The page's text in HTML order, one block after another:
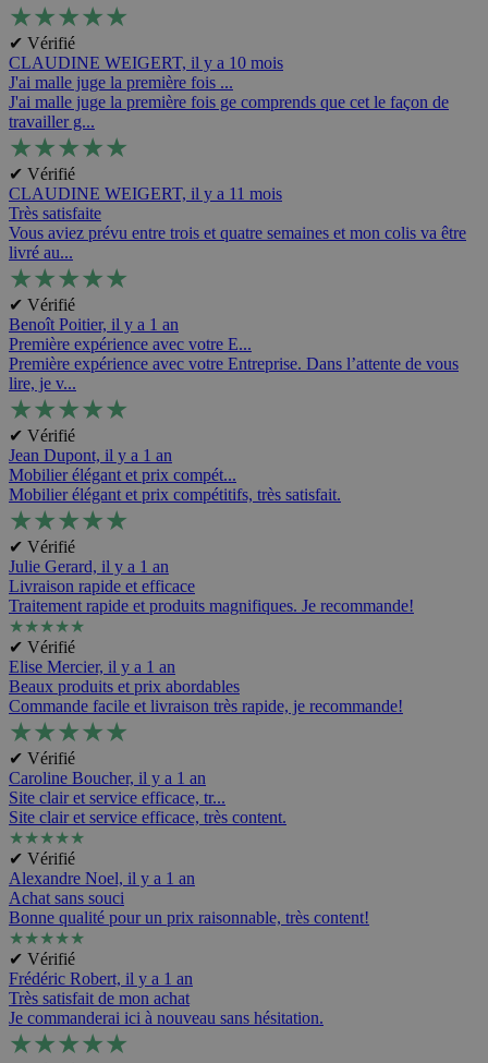
★★★★★
✔ Vérifié
CLAUDINE WEIGERT, il y a 10 mois
J'ai malle juge la première fois ...
J'ai malle juge la première fois ge comprends que cet le façon de
travailler g...
★★★★★
✔ Vérifié
CLAUDINE WEIGERT, il y a 11 mois
Très satisfaite
Vous aviez prévu entre trois et quatre semaines et mon colis va être
livré au...
★★★★★
✔ Vérifié
Benoît Poitier, il y a 1 an
Première expérience avec votre E...
Première expérience avec votre Entreprise. Dans l’attente de vous
lire, je v...
★★★★★
✔ Vérifié
Jean Dupont, il y a 1 an
Mobilier élégant et prix compét...
Mobilier élégant et prix compétitifs, très satisfait.
★★★★★
✔ Vérifié
Julie Gerard, il y a 1 an
Livraison rapide et efficace
Traitement rapide et produits magnifiques. Je recommande!
★★★★★
✔ Vérifié
Elise Mercier, il y a 1 an
Beaux produits et prix abordables
Commande facile et livraison très rapide, je recommande!
★★★★★
✔ Vérifié
Caroline Boucher, il y a 1 an
Site clair et service efficace, tr...
Site clair et service efficace, très content.
★★★★★
✔ Vérifié
Alexandre Noel, il y a 1 an
Achat sans souci
Bonne qualité pour un prix raisonnable, très content!
★★★★★
✔ Vérifié
Frédéric Robert, il y a 1 an
Très satisfait de mon achat
Je commanderai ici à nouveau sans hésitation.
★★★★★